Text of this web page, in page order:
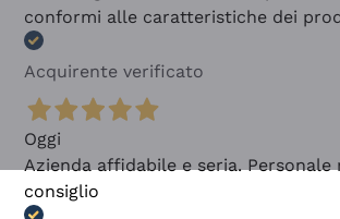
conformi alle caratteristiche dei
Acquirente verificato
Oggi
Azienda affidabile e seria.
consiglio